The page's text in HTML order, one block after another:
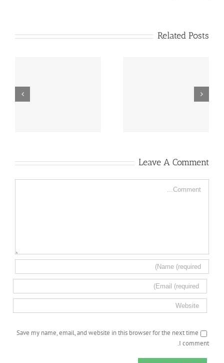
Related Posts
حول مكانًك إلى مكان
Leave A Comment
Save my name, email, and website in this browser for the next time
I comment.